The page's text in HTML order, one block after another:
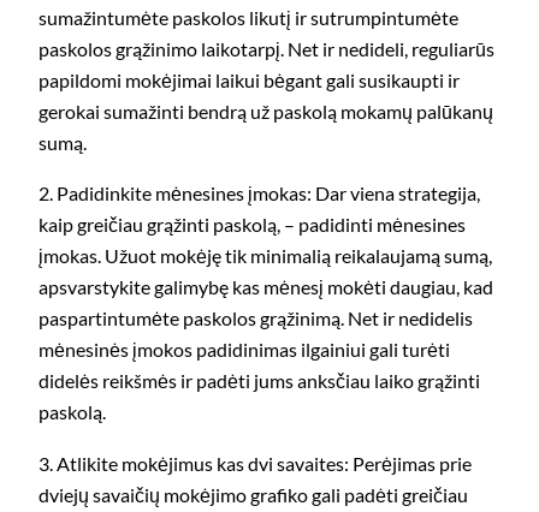
sumažintumėte paskolos likutį ir sutrumpintumėte
paskolos grąžinimo laikotarpį. Net ir nedideli, reguliarūs
papildomi mokėjimai laikui bėgant gali susikaupti ir
gerokai sumažinti bendrą už paskolą mokamų palūkanų
sumą.
2. Padidinkite mėnesines įmokas: Dar viena strategija,
kaip greičiau grąžinti paskolą, – padidinti mėnesines
įmokas. Užuot mokėję tik minimalią reikalaujamą sumą,
apsvarstykite galimybę kas mėnesį mokėti daugiau, kad
paspartintumėte paskolos grąžinimą. Net ir nedidelis
mėnesinės įmokos padidinimas ilgainiui gali turėti
didelės reikšmės ir padėti jums anksčiau laiko grąžinti
paskolą.
3. Atlikite mokėjimus kas dvi savaites: Perėjimas prie
dviejų savaičių mokėjimo grafiko gali padėti greičiau